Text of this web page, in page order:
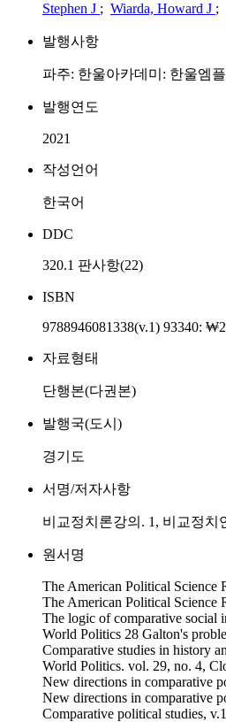
Stephen J ; Wiarda, Howard J ;
발행사항
파주: 한울아카데미: 한울엠플
발행연도
2021
작성언어
한국어
DDC
320.1 판사항(22)
ISBN
9788946081338(v.1) 93340:
자료형태
단행본(다권본)
발행국(도시)
경기도
서명/저자사항
비교정치론강의. 1, 비교정
원서명
The American Political Science
The American Political Science
The logic of comparative social
World Politics 28 Galton's
Comparative studies in history
World Politics. vol. 29, no. 4,
New directions in comparative
New directions in comparative
Comparative political studies,